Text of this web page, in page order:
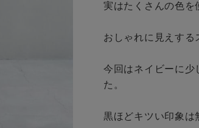
実はたくさんの色を
おしゃれに見えする
今回はネイビーに少
た。
黒ほどキツい印象は